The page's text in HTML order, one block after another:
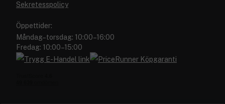
Sekretesspolicy
Öppettider:
Måndag–torsdag: 10:00–16:00
Fredag: 10:00–15:00